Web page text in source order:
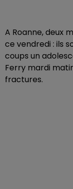
A Roanne, deux
ce vendredi : ils
coups un
Ferry mardi
fractures.